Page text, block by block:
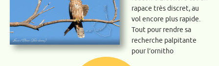
rapace très discret, au
vol encore plus rapide.
Tout pour rendre sa
recherche palpitante
pour l’ornitho